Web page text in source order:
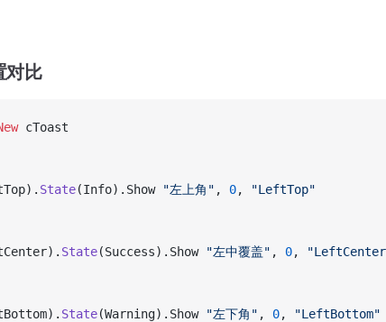
对比
cToast
State(Info).Show "左上角" , 0, "LeftTop"
State(Success).Show "左中覆盖" , 0,
State(Warning).Show "左下角" , 0, "LeftBottom"